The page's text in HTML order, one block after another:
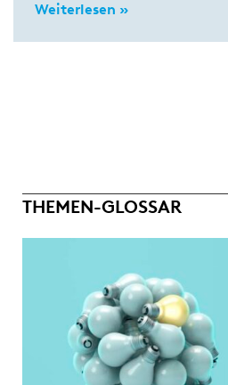
Weiterlesen »
THEMEN-GLOSSAR